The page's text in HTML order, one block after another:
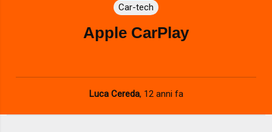
y
V
d
e
Car-tech
Apple CarPlay
Luca Cereda, 12 anni fa